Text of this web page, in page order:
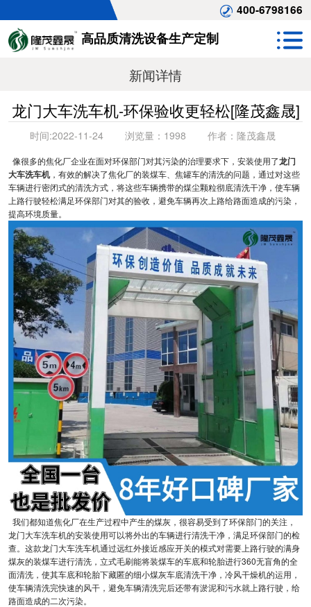
400-6798166
高品质清洗设备生产定制
新闻详情
龙门大车洗车机-环保验收更轻松[隆茂鑫晟]
时间:2022-11-24 浏览量： 1998 作者： 隆茂鑫晟
像很多的焦化厂企业在面对环保部门对其污染的治理要求下，安装使用了龙门
大车洗车机，有效的解决了焦化厂的装煤车、焦罐车的清洗的问题，通过对这些
车辆进行密闭式的清洗方式，将这些车辆携带的煤尘颗粒彻底清洗干净，使车辆
上路行驶轻松满足环保部门对其的验收，避免车辆再次上路给路面造成的污染，
提高环境质量。
我们都知道焦化厂在生产过程中产生的煤灰，很容易受到了环保部门的关注，
龙门大车洗车机的安装使用可以将外出的车辆进行清洗干净，满足环保部门的检
查。这款龙门大车洗车机通过远红外接近感应开关的模式对需要上路行驶的满身
煤灰的装煤车进行清洗，立式毛刷能将装煤车的车底和轮胎进行360无盲角的全
面清洗，使其车底和轮胎下藏匿的细小煤灰车底清洗干净，冷风干燥机的运用，
使车辆清洗完快速的风干，避免车辆清洗完后还带有淤泥和污水就上路行驶，给
路面造成的二次污染。